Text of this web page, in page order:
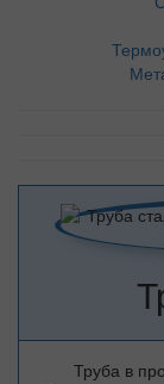
Труба в